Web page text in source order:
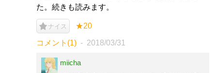
た。続きも読みます。
ナイス ★20
コメント(1) 2018/03/31
miicha